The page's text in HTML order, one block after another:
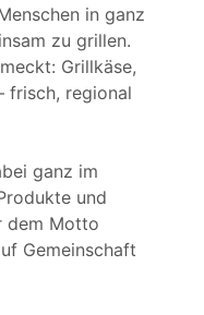
in ganz
zu grillen.
Grillkäse,
frisch, regional
ganz im
und
dem Motto
Gemeinschaft